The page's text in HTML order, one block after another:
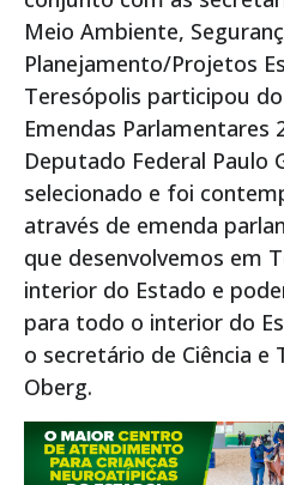
Meio Ambiente,
Planejamento/Projetos
Teresópolis participou
Emendas Parlamentares
Deputado Federal Paulo
selecionado e foi
através de emenda
que desenvolvemos em
interior do Estado e
para todo o interior do
o secretário de Ciência e
Oberg.